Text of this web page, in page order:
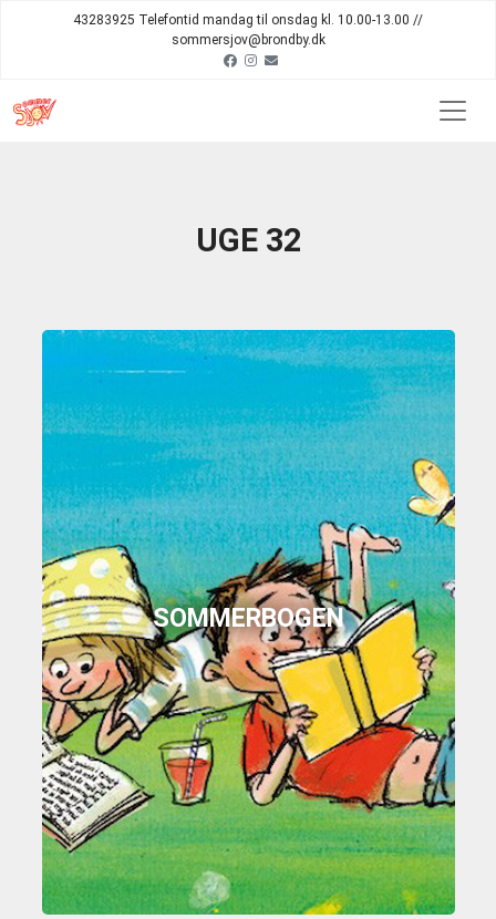
43283925 Telefontid mandag til onsdag kl. 10.00-13.00 //
sommersjov@brondby.dk
UGE 32
SOMMERBOGEN